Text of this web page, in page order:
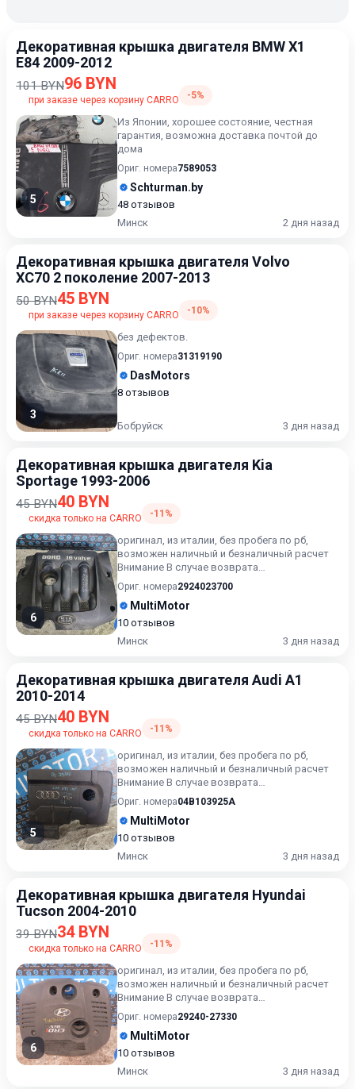
Декоративная крышка двигателя BMW X1
E84 2009-2012
101 BYN96 BYN
при заказе через корзину CARRO -5%
5
Из Японии, хорошее состояние, честная
гарантия, возможна доставка почтой до
дома
Ориг. номера7589053
Schturman.by
48 отзывов
Минск
2 дня назад
Декоративная крышка двигателя Volvo
XC70 2 поколение 2007-2013
50 BYN45 BYN
при заказе через корзину CARRO -10%
3
без дефектов.
Ориг. номера31319190
DasMotors
8 отзывов
Бобруйск 3 дня назад
Декоративная крышка двигателя Kia
Sportage 1993-2006
45 BYN40 BYN
скидка только на CARRO -11%
6
оригинал, из италии, без пробега по рб,
возможен наличный и безналичный расчет
Внимание В случае возврата
приобретённого товара, затраты кли...
Ориг. номера2924023700
MultiMotor
10 отзывов
Минск
3 дня назад
Декоративная крышка двигателя Audi A1
2010-2014
45 BYN40 BYN
скидка только на CARRO -11%
5
оригинал, из италии, без пробега по рб,
возможен наличный и безналичный расчет
Внимание В случае возврата
приобретённого товара, затраты кли...
Ориг. номера04B103925A
MultiMotor
10 отзывов
Минск
3 дня назад
Декоративная крышка двигателя Hyundai
Tucson 2004-2010
39 BYN34 BYN
скидка только на CARRO -11%
6
оригинал, из италии, без пробега по рб,
возможен наличный и безналичный расчет
Внимание В случае возврата
приобретённого товара, затраты кли...
Ориг. номера29240-27330
MultiMotor
10 отзывов
Минск
3 дня назад